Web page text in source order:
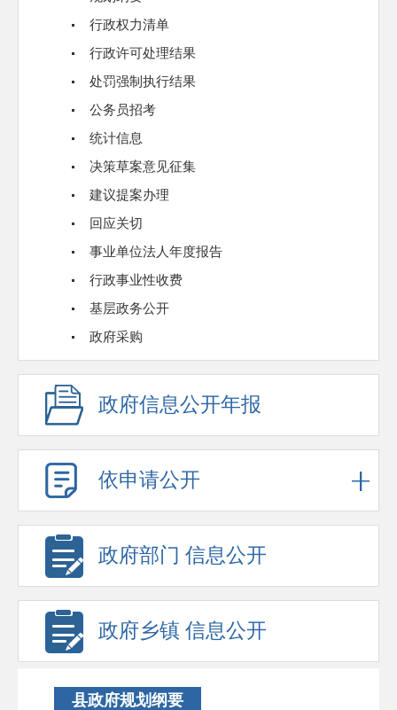
行政权力清单
行政许可处理结果
处罚强制执行结果
公务员招考
统计信息
决策草案意见征集
建议提案办理
回应关切
事业单位法人年度报告
行政事业性收费
基层政务公开
政府采购
政府信息公开年报
依申请公开
政府部门 信息公开
政府乡镇 信息公开
县政府规划纲要